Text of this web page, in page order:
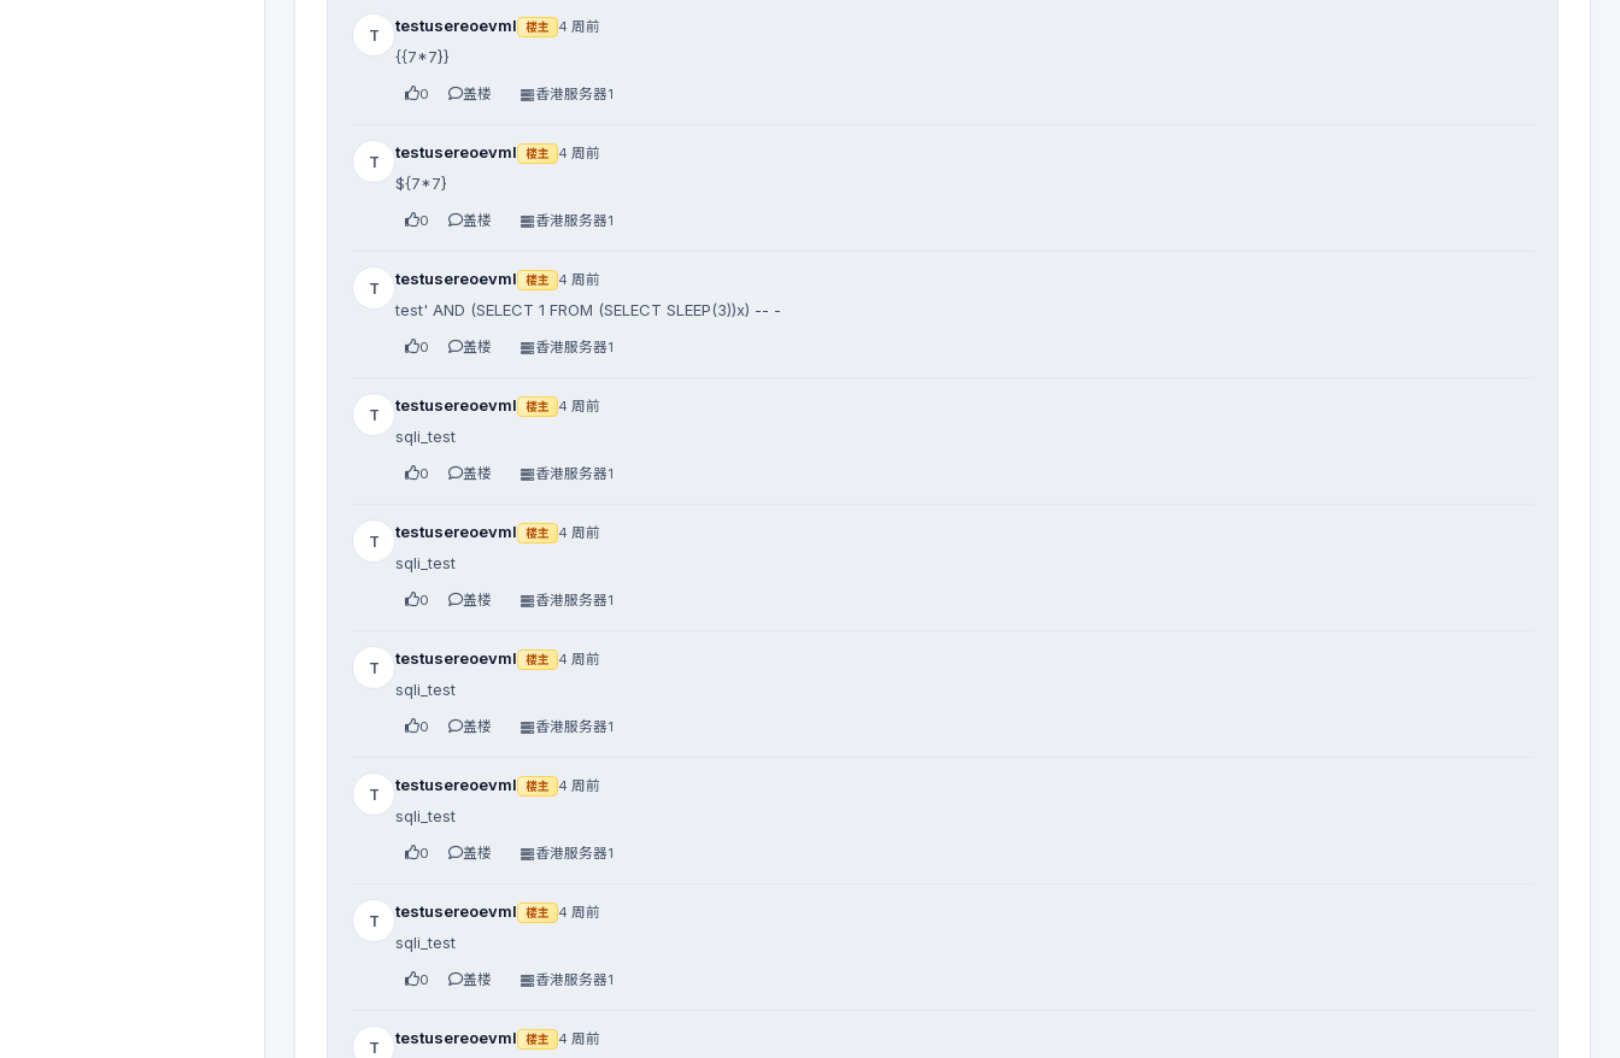
T testusereoevml 楼主 4 周前
{{7*7}}
0 盖楼 香港服务器1
T testusereoevml 楼主 4 周前
${7*7}
0 盖楼 香港服务器1
T testusereoevml 楼主 4 周前
test' AND (SELECT 1 FROM (SELECT SLEEP(3))x) -- -
0 盖楼 香港服务器1
T testusereoevml 楼主 4 周前
sqli_test
0 盖楼 香港服务器1
T testusereoevml 楼主 4 周前
sqli_test
0 盖楼 香港服务器1
T testusereoevml 楼主 4 周前
sqli_test
0 盖楼 香港服务器1
T testusereoevml 楼主 4 周前
sqli_test
0 盖楼 香港服务器1
T testusereoevml 楼主 4 周前
sqli_test
0 盖楼 香港服务器1
T testusereoevml 楼主 4 周前